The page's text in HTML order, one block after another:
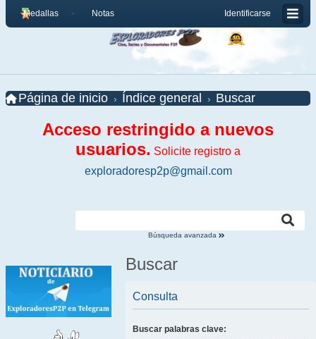
Identificarse
Medallas Notas
Página de inicio Índice general Buscar
Acceso restringido a nuevos
usuarios. Solicite registro a
exploradoresp2p@gmail.com
Búsqueda avanzada
Buscar
Consulta
Buscar palabras clave: